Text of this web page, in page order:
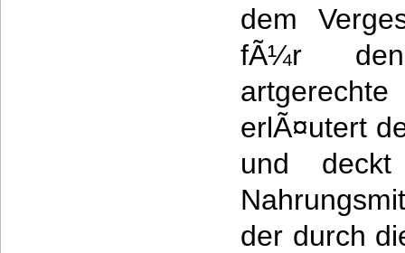
dem
fÃ¼r
erlÃ¤utert
und
der durch